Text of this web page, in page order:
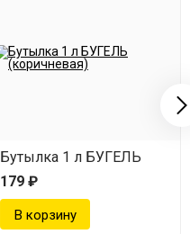
Бутылка 1 л БУГЕЛЬ
179 ₽